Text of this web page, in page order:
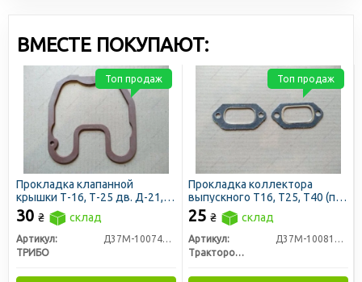
новыми позициями и целыми линейками товаров.
ВМЕСТЕ ПОКУПАЮТ:
Прокладка клапанной
крышки Т-16, Т-25 дв. Д-21,
Т-40 дв. Д-144 (пр-во Трибо)
30 ₴ склад
Артикул:
Д37М-1007419-А2
ТРИБО
Топ продаж
Прокладка коллектора
выпускного Т16, Т25, Т40 (пр-
во ЛЗТД)
25 ₴ склад
Артикул:
Д37М-1008170Б-Р
Трактородеталь г. Лозовая
Топ продаж